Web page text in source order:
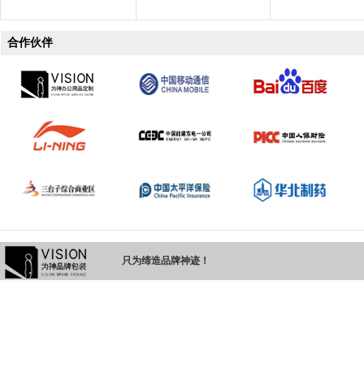
合作伙伴
只为缔造品牌神迹！